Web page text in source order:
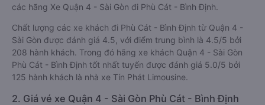
các hãng Xe Quận 4 - Sài Gòn đi Phù Cát - Bình Định.
Chất lượng các xe khách đi Phù Cát - Bình Định từ Quận 4 -
Sài Gòn được đánh giá 4.5, với điểm trung bình là 4.5/5 bởi
208 hành khách. Trong đó hãng xe khách Quận 4 - Sài Gòn
Phù Cát - Bình Định tốt nhất tuyến được đánh giá 5.0/5 bởi
125 hành khách là nhà xe Tín Phát Limousine.
2. Giá vé xe Quận 4 - Sài Gòn Phù Cát - Bình Định